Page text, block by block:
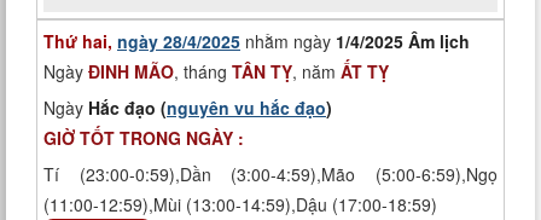
Thứ hai, ngày 28/4/2025 nhằm ngày 1/4/2025 Âm lịch
Ngày ĐINH MÃO, tháng TÂN TỴ, năm ẤT TỴ
Ngày Hắc đạo (nguyên vu hắc đạo)
GIỜ TỐT TRONG NGÀY :
Tí (23:00-0:59),Dần (3:00-4:59),Mão (5:00-6:59),Ngọ
(11:00-12:59),Mùi (13:00-14:59),Dậu (17:00-18:59)